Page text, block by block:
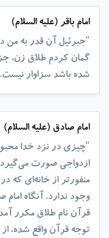
امام باقر (علیه السلام)
"جبرئیل آن ‌قدر به من
گمان کردم طلاق زن،
شده باشد سزاوار
امام صادق (علیه السلام)
"چیزی در نزد خدا
ازدواجی صورت می‌گیرد
منفورتر از خانه‌ای که
وجود ندارد. آنگاه امام
قرآن نام طلاق مکرر
توجه قرآن واقع شده،